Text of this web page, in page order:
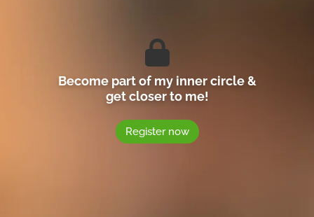
Become part of my inner circle &
get closer to me!
Register now